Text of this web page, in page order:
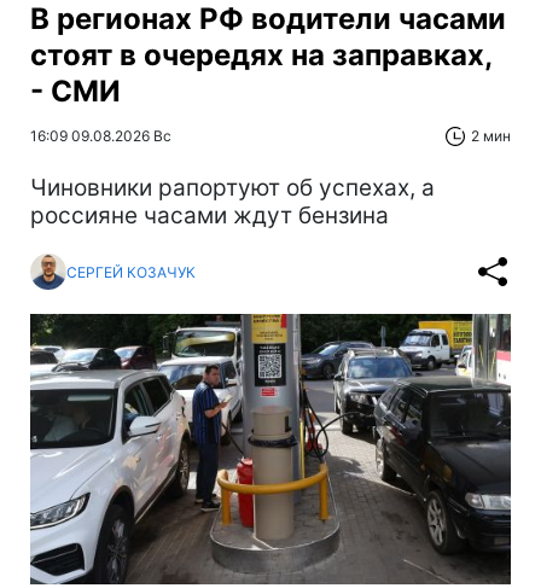
В регионах РФ водители часами
стоят в очередях на заправках,
- СМИ
16:09 09.08.2026 Вс 2 мин
Чиновники рапортуют об успехах, а
россияне часами ждут бензина
СЕРГЕЙ КОЗАЧУК